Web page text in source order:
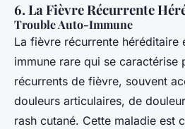
6. La Fièvre Récurrente
Trouble Auto-Immune
La fièvre récurrente héréditaire
immune rare qui se caractérise
récurrents de fièvre, souvent
douleurs articulaires, de
rash cutané. Cette maladie est